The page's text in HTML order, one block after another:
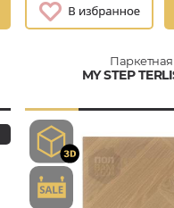
Паркетная
MY STEP